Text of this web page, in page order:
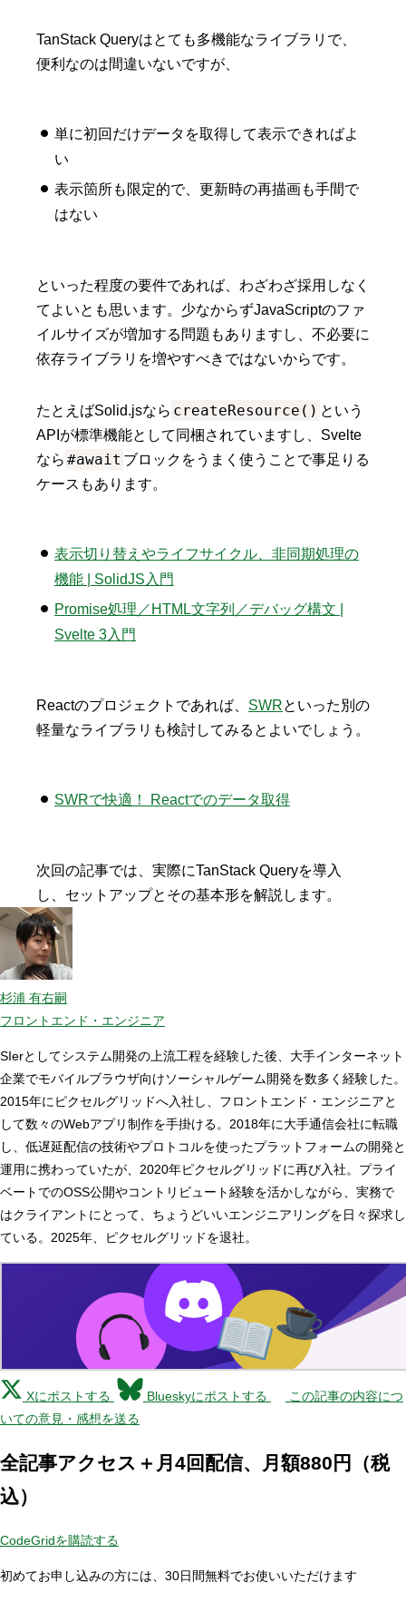
TanStack Queryはとても多機能なライブラリで、
便利なのは間違いないですが、
単に初回だけデータを取得して表示できればよ
い
表示箇所も限定的で、更新時の再描画も手間で
はない
といった程度の要件であれば、わざわざ採用しなく
てよいとも思います。少なからずJavaScriptのファ
イルサイズが増加する問題もありますし、不必要に
依存ライブラリを増やすべきではないからです。
たとえばSolid.jsなら createResource() という
APIが標準機能として同梱されていますし、Svelte
なら #await ブロックをうまく使うことで事足りる
ケースもあります。
表示切り替えやライフサイクル、非同期処理の
機能 | SolidJS入門
Promise処理／HTML文字列／デバッグ構文 |
Svelte 3入門
Reactのプロジェクトであれば、 SWRといった別の
軽量なライブラリも検討してみるとよいでしょう。
SWRで快適！ Reactでのデータ取得
次回の記事では、実際にTanStack Queryを導入
し、セットアップとその基本形を解説します。
杉浦 有右嗣
フロントエンド・エンジニア
SIerとしてシステム開発の上流工程を経験した後、大手インターネット
企業でモバイルブラウザ向けソーシャルゲーム開発を数多く経験した。
2015年にピクセルグリッドへ入社し、フロントエンド・エンジニアと
して数々のWebアプリ制作を手掛ける。2018年に大手通信会社に転職
し、低遅延配信の技術やプロトコルを使ったプラットフォームの開発と
運用に携わっていたが、2020年ピクセルグリッドに再び入社。プライ
ベートでのOSS公開やコントリビュート経験を活かしながら、実務で
はクライアントにとって、ちょうどいいエンジニアリングを日々探求し
ている。2025年、ピクセルグリッドを退社。
Xにポストする Blueskyにポストする
この記事の内容につ
いての意見・感想を送る
全記事アクセス＋月4回配信、月額880円（税
込）
CodeGridを購読する
初めてお申し込みの方には、30日間無料でお使いいただけます